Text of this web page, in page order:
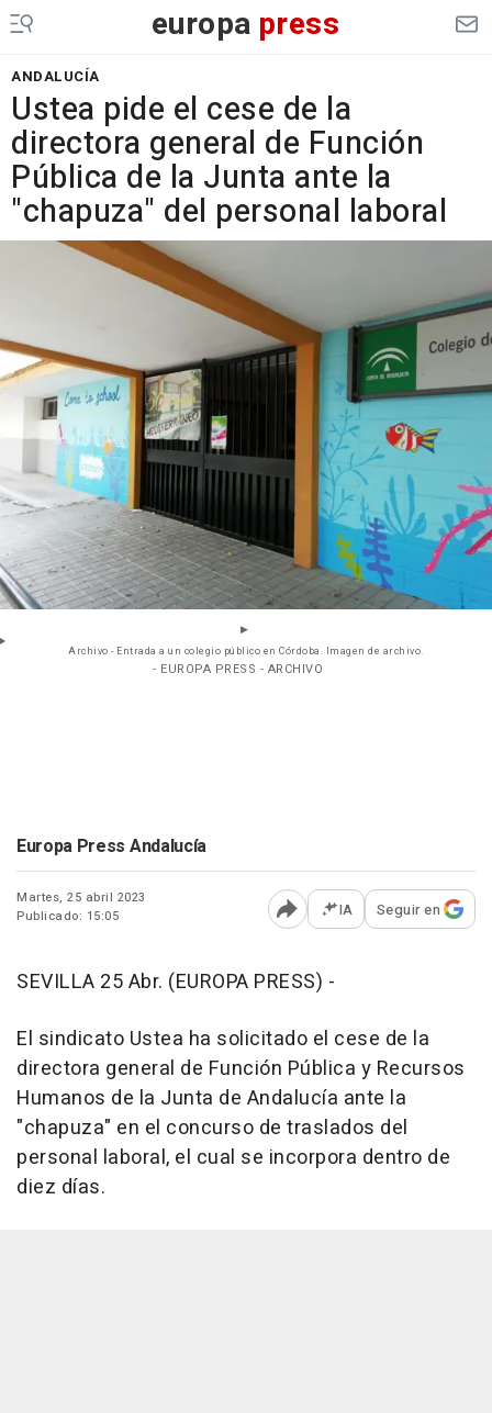
europa press
ANDALUCÍA
Ustea pide el cese de la
directora general de Función
Pública de la Junta ante la
"chapuza" del personal laboral
Archivo - Entrada a un colegio público en Córdoba. Imagen de archivo.
- EUROPA PRESS - ARCHIVO
Europa Press Andalucía
Martes, 25 abril 2023
Publicado: 15:05
Abrir opciones para
IA Seguir en
SEVILLA 25 Abr. (EUROPA PRESS) -
El sindicato Ustea ha solicitado el cese de la
directora general de Función Pública y Recursos
Humanos de la Junta de Andalucía ante la
"chapuza" en el concurso de traslados del
personal laboral, el cual se incorpora dentro de
diez días.